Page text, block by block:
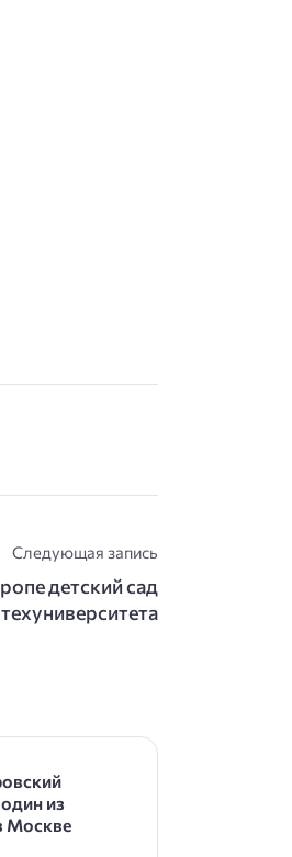
Следующая запись
детский сад
из
Москве